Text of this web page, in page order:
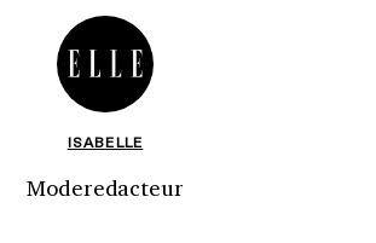
ISABELLE
Moderedacteur